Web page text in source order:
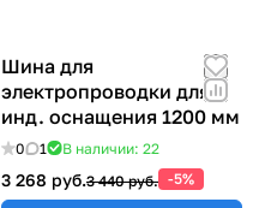
Шина для
электропроводки для
инд. оснащения 1200 мм
0 1 В наличии: 22
3 268 руб.3 440 руб. -5%